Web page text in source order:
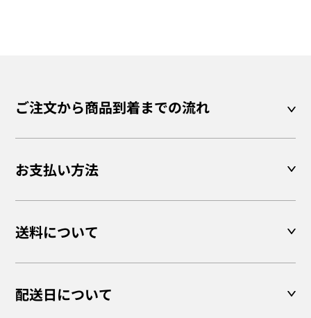
ご注文から商品到着までの流れ
お支払い方法
送料について
配送日について